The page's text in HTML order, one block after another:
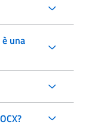
una